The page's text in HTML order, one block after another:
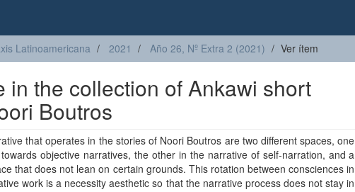
Latinoamericana 2021 Año 26, Nº Extra 2 (2021) Ver ítem
in the collection of Ankawi short
Boutros
that operates in the stories of Noori Boutros are two different spaces, one
objective narratives, the other in the narrative of self-narration, and a
that does not lean on certain grounds. This rotation between consciences in
work is a necessity aesthetic so that the narrative process does not stay in